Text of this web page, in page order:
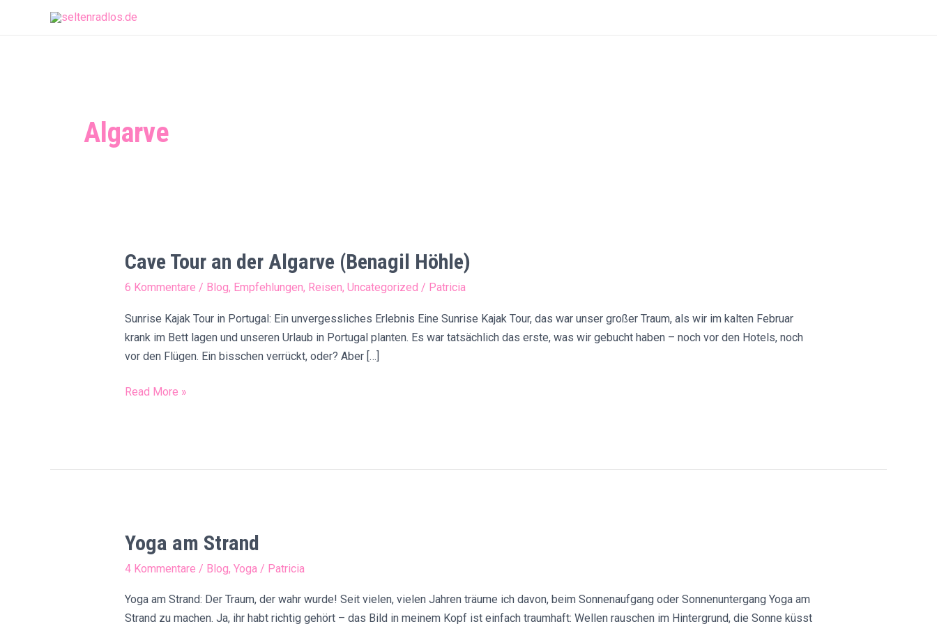
Algarve
Cave Tour an der Algarve (Benagil Höhle)
6 Kommentare / Blog, Empfehlungen, Reisen, Uncategorized / Patricia
Sunrise Kajak Tour in Portugal: Ein unvergessliches Erlebnis Eine Sunrise Kajak Tour, das war unser großer Traum, als wir im kalten Februar
krank im Bett lagen und unseren Urlaub in Portugal planten. Es war tatsächlich das erste, was wir gebucht haben – noch vor den Hotels, noch
vor den Flügen. Ein bisschen verrückt, oder? Aber […]
Cave
Read More »
Yoga am Strand
4 Kommentare / Blog, Yoga/ Patricia
Yoga am Strand: Der Traum, der wahr wurde! Seit vielen, vielen Jahren träume ich davon, beim Sonnenaufgang oder Sonnenuntergang Yoga am
Strand zu machen. Ja, ihr habt richtig gehört – das Bild in meinem Kopf ist einfach traumhaft: Wellen rauschen im Hintergrund, die Sonne küsst